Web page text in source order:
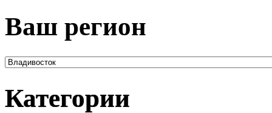
Ваш регион
Категории